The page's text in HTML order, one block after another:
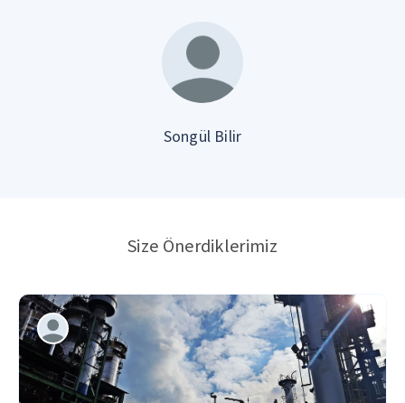
Songül Bilir
Size Önerdiklerimiz